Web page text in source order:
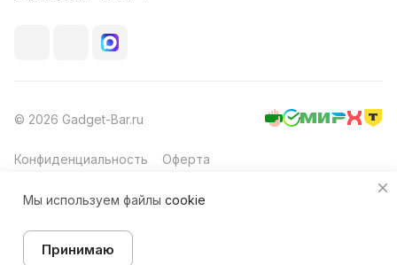
© 2026 Gadget-Bar.ru
Конфиденциальность Оферта
Мы используем файлы cookie
Принимаю